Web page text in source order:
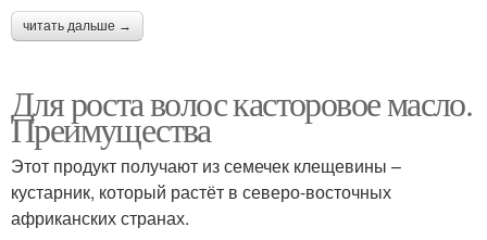
читать дальше →
Для роста волос касторовое масло.
Преимущества
Этот продукт получают из семечек клещевины –
кустарник, который растёт в северо-восточных
африканских странах.